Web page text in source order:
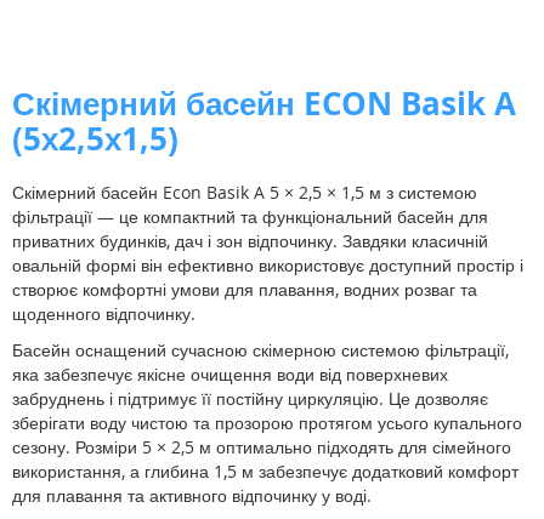
Скімерний басейн ECON Basik A
(5х2,5х1,5)
Скімерний басейн Econ Basik A 5 × 2,5 × 1,5 м з системою
фільтрації — це компактний та функціональний басейн для
приватних будинків, дач і зон відпочинку. Завдяки класичній
овальній формі він ефективно використовує доступний простір і
створює комфортні умови для плавання, водних розваг та
щоденного відпочинку.
Басейн оснащений сучасною скімерною системою фільтрації,
яка забезпечує якісне очищення води від поверхневих
забруднень і підтримує її постійну циркуляцію. Це дозволяє
зберігати воду чистою та прозорою протягом усього купального
сезону. Розміри 5 × 2,5 м оптимально підходять для сімейного
використання, а глибина 1,5 м забезпечує додатковий комфорт
для плавання та активного відпочинку у воді.